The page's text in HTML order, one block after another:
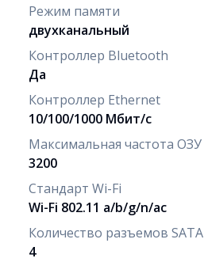
Режим памяти
двухканальный
Контроллер Bluetooth
Да
Контроллер Ethernet
10/100/1000 Мбит/с
Максимальная частота ОЗУ
3200
Стандарт Wi-Fi
Wi-Fi 802.11 a/b/g/n/ac
Количество разъемов SATA
4